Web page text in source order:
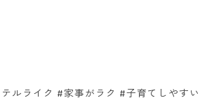
ルライク #家事がラク #子育てしやす